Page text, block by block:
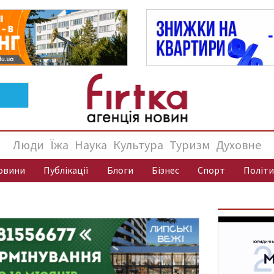
Люди Їжа Наука Культура Туризм Духовне
Публікації Блоги Бізнес Спорт